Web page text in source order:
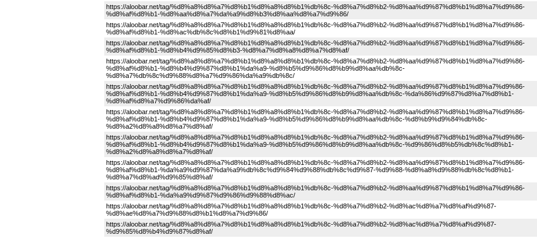
https://aloobar.net/tag/%d8%a8%d8%a7%d8%b1%d8%a8%d8%b1%db%8c-%d8%a7%d8%b2-%d8%aa%d9%87%d8%b1%d8%a7%d9%86-
%d8%af%d8%b1-%d8%aa%d8%a7%da%a9%d8%b3%d8%aa%d8%a7%d9%86/
https://aloobar.net/tag/%d8%a8%d8%a7%d8%b1%d8%a8%d8%b1%db%8c-%d8%a7%d8%b2-%d8%aa%d9%87%d8%b1%d8%a7%d9%86-
%d8%af%d8%b1-%d8%ac%db%8c%d8%b1%d9%81%d8%aa/
https://aloobar.net/tag/%d8%a8%d8%a7%d8%b1%d8%a8%d8%b1%db%8c-%d8%a7%d8%b2-%d8%aa%d9%87%d8%b1%d8%a7%d9%86-
%d8%af%d8%b1-%d8%b4%d9%85%d8%b3-%d8%a7%d8%a8%d8%a7%d8%af/
https://aloobar.net/tag/%d8%a8%d8%a7%d8%b1%d8%a8%d8%b1%db%8c-%d8%a7%d8%b2-%d8%aa%d9%87%d8%b1%d8%a7%d9%86-
%d8%af%d8%b1-%d8%b4%d9%87%d8%b1%da%a9-%d8%b5%d9%86%d8%b9%d8%aa%db%8c-
%d8%a7%db%8c%d9%88%d8%a7%d9%86%da%a9%db%8c/
https://aloobar.net/tag/%d8%a8%d8%a7%d8%b1%d8%a8%d8%b1%db%8c-%d8%a7%d8%b2-%d8%aa%d9%87%d8%b1%d8%a7%d9%86-
%d8%af%d8%b1-%d8%b4%d9%87%d8%b1%da%a9-%d8%b5%d9%86%d8%b9%d8%aa%db%8c-%da%86%d9%87%d8%a7%d8%b1-
%d8%af%d8%a7%d9%86%da%af/
https://aloobar.net/tag/%d8%a8%d8%a7%d8%b1%d8%a8%d8%b1%db%8c-%d8%a7%d8%b2-%d8%aa%d9%87%d8%b1%d8%a7%d9%86-
%d8%af%d8%b1-%d8%b4%d9%87%d8%b1%da%a9-%d8%b5%d9%86%d8%b9%d8%aa%db%8c-%d8%b9%d9%84%db%8c-
%d8%a2%d8%a8%d8%a7%d8%af/
https://aloobar.net/tag/%d8%a8%d8%a7%d8%b1%d8%a8%d8%b1%db%8c-%d8%a7%d8%b2-%d8%aa%d9%87%d8%b1%d8%a7%d9%86-
%d8%af%d8%b1-%d8%b4%d9%87%d8%b1%da%a9-%d8%b5%d9%86%d8%b9%d8%aa%db%8c-%d9%86%d8%b5%db%8c%d8%b1-
%d8%a2%d8%a8%d8%a7%d8%af/
https://aloobar.net/tag/%d8%a8%d8%a7%d8%b1%d8%a8%d8%b1%db%8c-%d8%a7%d8%b2-%d8%aa%d9%87%d8%b1%d8%a7%d9%86-
%d8%af%d8%b1-%da%a9%d9%87%da%a9%db%8c%d9%84%d9%88%db%8c%d9%87-%d9%88-%d8%a8%d9%88%db%8c%d8%b1-
%d8%a7%d8%ad%d9%85%d8%af/
https://aloobar.net/tag/%d8%a8%d8%a7%d8%b1%d8%a8%d8%b1%db%8c-%d8%a7%d8%b2-%d8%aa%d9%87%d8%b1%d8%a7%d9%86-
%d8%af%d8%b1-%da%a9%d9%87%d9%86%d9%88%d8%ac/
https://aloobar.net/tag/%d8%a8%d8%a7%d8%b1%d8%a8%d8%b1%db%8c-%d8%a7%d8%b2-%d8%ac%d8%a7%d8%af%d9%87-
%d8%ae%d8%a7%d9%88%d8%b1%d8%a7%d9%86/
https://aloobar.net/tag/%d8%a8%d8%a7%d8%b1%d8%a8%d8%b1%db%8c-%d8%a7%d8%b2-%d8%ac%d8%a7%d8%af%d9%87-
%d9%85%d8%b4%d9%87%d8%af/